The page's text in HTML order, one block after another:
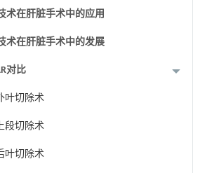
术在肝脏手术中的应用
术在肝脏手术中的发展
对比
叶切除术
段切除术
叶切除术